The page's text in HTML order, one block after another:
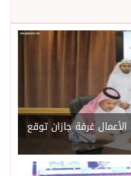
قطاع الأعمال غرفة جازان توقع